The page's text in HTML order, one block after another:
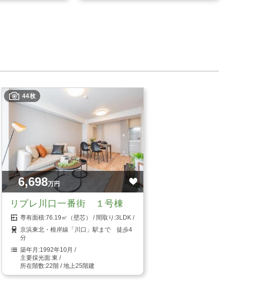
44枚
6,698万円
リプレ川口一番街 １号棟
76.19㎡（壁芯）
3LDK
京浜東北・根岸線「川口」駅まで 徒歩4
分
1992年10月
東
22階 / 地上25階建